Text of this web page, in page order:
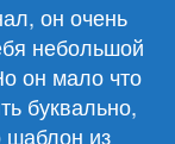
он очень
небольшой
он мало что
буквально,
шаблон из